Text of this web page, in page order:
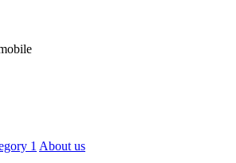
About us